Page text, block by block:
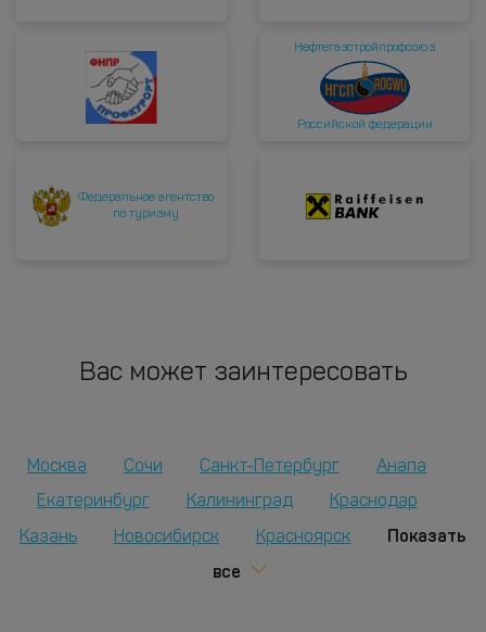
Нефтегазстройпрофсоюз
Российской федерации
Федеральное агентство
по туризму
Вас может заинтересовать
Москва Сочи Санкт-Петербург
Анапа
Екатеринбург
Калининград Краснодар
Казань Новосибирск Красноярск
Показать
все